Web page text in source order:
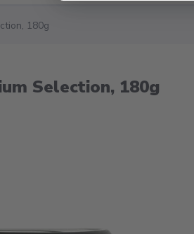
180g
Selection, 180g